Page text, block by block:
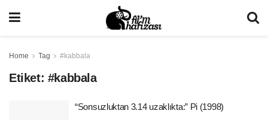
Home Tag #kabbala
Etiket: #kabbala
“Sonsuzluktan 3.14 uzaklıkta:” Pi (1998)